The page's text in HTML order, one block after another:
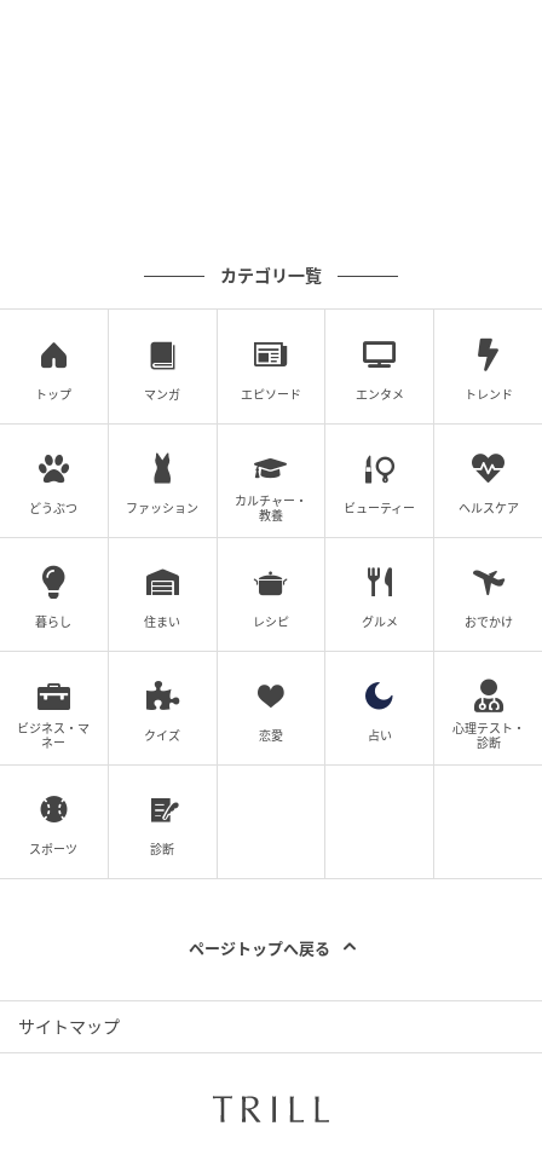
カテゴリ一覧
トップ マンガ エピソード エンタメ トレンド
どうぶつ ファッション
カルチャー・
教養
ビューティー ヘルスケア
暮らし 住まい レシピ グルメ おでかけ
ビジネス・マ
ネー
クイズ 恋愛 占い
心理テスト・
診断
スポーツ 診断
ページトップへ戻る
サイトマップ